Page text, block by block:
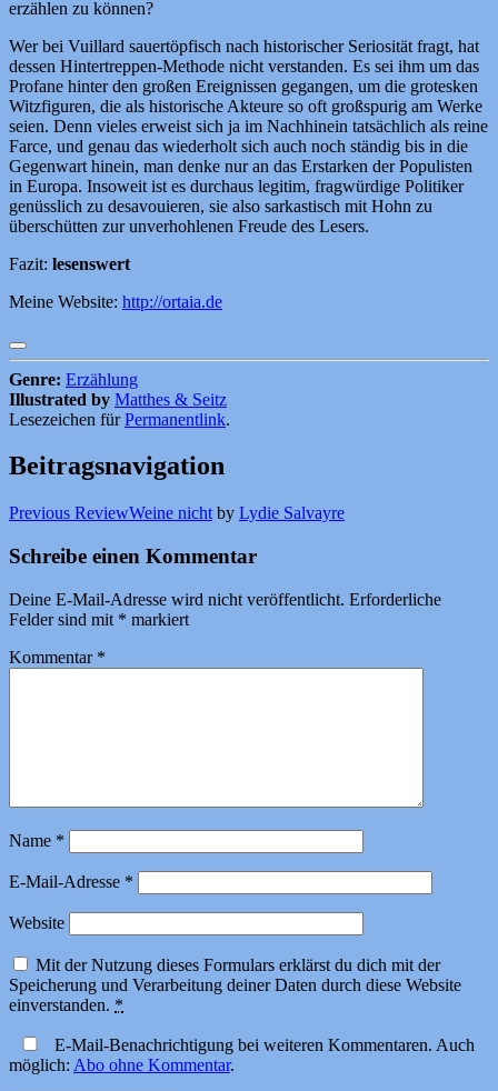
erzählen zu können?
Wer bei Vuillard sauertöpfisch nach historischer Seriosität fragt, hat
dessen Hintertreppen-Methode nicht verstanden. Es sei ihm um das
Profane hinter den großen Ereignissen gegangen, um die grotesken
Witzfiguren, die als historische Akteure so oft großspurig am Werke
seien. Denn vieles erweist sich ja im Nachhinein tatsächlich als reine
Farce, und genau das wiederholt sich auch noch ständig bis in die
Gegenwart hinein, man denke nur an das Erstarken der Populisten
in Europa. Insoweit ist es durchaus legitim, fragwürdige Politiker
genüsslich zu desavouieren, sie also sarkastisch mit Hohn zu
überschütten zur unverhohlenen Freude des Lesers.
Fazit: lesenswert
Meine Website: http://ortaia.de
Genre: Erzählung
Illustrated by Matthes & Seitz
Lesezeichen fürPermanentlink.
Beitragsnavigation
Previous ReviewWeine nicht by Lydie Salvayre
Schreibe einen Kommentar
Deine E-Mail-Adresse wird nicht veröffentlicht. Erforderliche
Felder sind mit * markiert
Kommentar *
Name *
E-Mail-Adresse *
Website
Mit der Nutzung dieses Formulars erklärst du dich mit der
Speicherung und Verarbeitung deiner Daten durch diese Website
einverstanden. *
E-Mail-Benachrichtigung bei weiteren Kommentaren. Auch
möglich: Abo ohne Kommentar.